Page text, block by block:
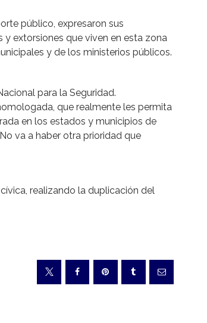
público, expresaron sus
extorsiones que viven en esta zona
y de los ministerios públicos.
para la Seguridad.
que realmente les permita
en los estados y municipios de
va a haber otra prioridad que
realizando la duplicación del